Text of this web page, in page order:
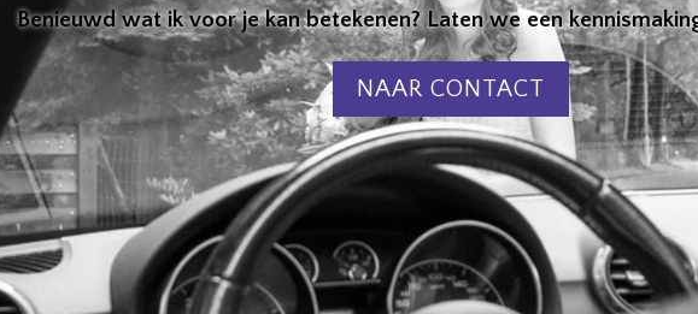
Benieuwd wat ik voor je kan betekenen? Laten we een
NAAR CONTACT